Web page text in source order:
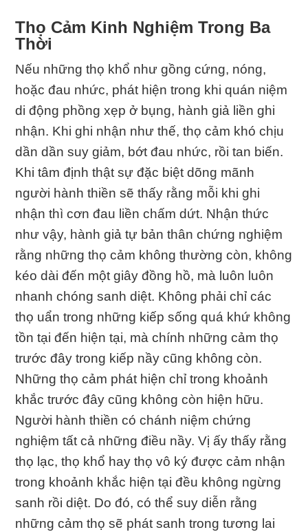
Thọ Cảm Kinh Nghiệm Trong Ba
Thời
Nếu những thọ khổ như gồng cứng, nóng,
hoặc đau nhức, phát hiện trong khi quán niệm
di động phồng xẹp ở bụng, hành giả liền ghi
nhận. Khi ghi nhận như thế, thọ cảm khó chịu
dần dần suy giảm, bớt đau nhức, rồi tan biến.
Khi tâm định thật sự đặc biệt dõng mãnh
người hành thiền sẽ thấy rằng mỗi khi ghi
nhận thì cơn đau liền chấm dứt. Nhận thức
như vậy, hành giả tự bản thân chứng nghiệm
rằng những thọ cảm không thường còn, không
kéo dài đến một giây đồng hồ, mà luôn luôn
nhanh chóng sanh diệt. Không phải chỉ các
thọ uẩn trong những kiếp sống quá khứ không
tồn tại đến hiện tại, mà chính những cảm thọ
trước đây trong kiếp nầy cũng không còn.
Những thọ cảm phát hiện chỉ trong khoảnh
khắc trước đây cũng không còn hiện hữu.
Người hành thiền có chánh niệm chứng
nghiệm tất cả những điều nầy. Vị ấy thấy rằng
thọ lạc, thọ khổ hay thọ vô ký được cảm nhận
trong khoảnh khắc hiện tại đều không ngừng
sanh rồi diệt. Do đó, có thể suy diễn rằng
những cảm thọ sẽ phát sanh trong tương lai